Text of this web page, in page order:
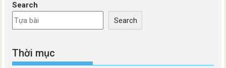
Search
Search
Thời mục